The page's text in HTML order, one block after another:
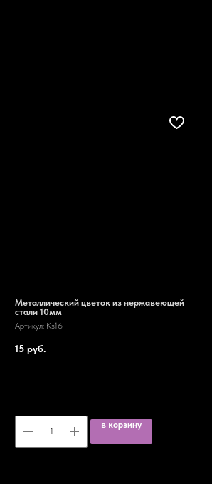
Металлический цветок из нержавеющей
стали 10мм
Артикул: Ks16
15 руб.
в корзину